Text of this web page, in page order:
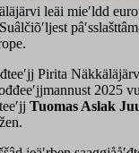
leäi mieʹldd
Pirita
2025
Tuomas Aslak